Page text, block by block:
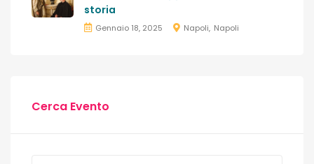
storia
Gennaio 18, 2025 Napoli Napoli
Cerca Evento